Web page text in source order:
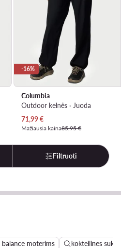
-16%
Columbia
Outdoor kelnės · Juoda
Dabartinė kaina
71,99€
Mažiausia kaina85,95 €
Filtruoti
balance moterims kokteilines